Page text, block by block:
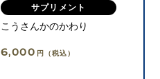
サプリメント
こうさんかのかわり
6,000 円（税込）